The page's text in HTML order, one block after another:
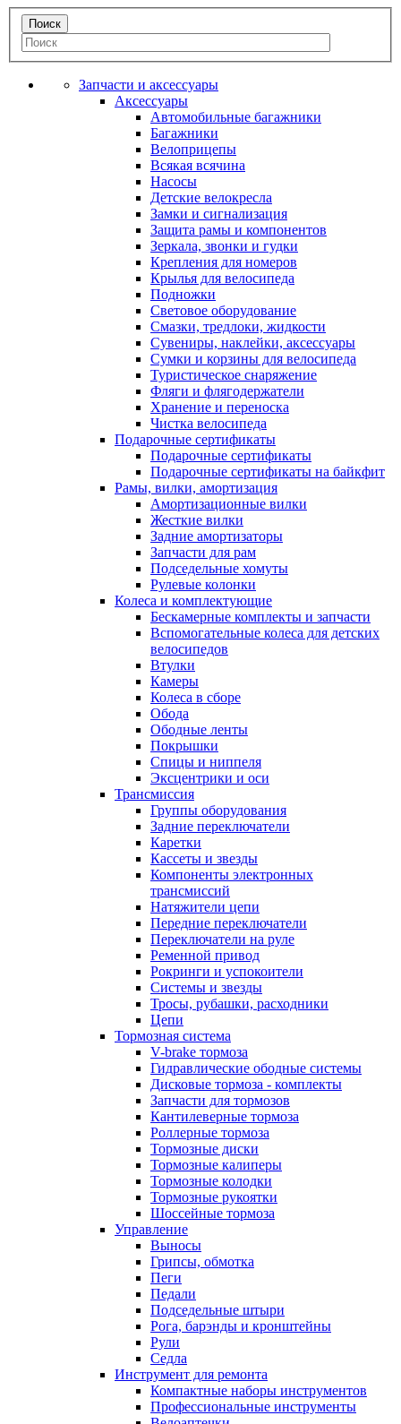
Запчасти и аксессуары
Аксессуары
Автомобильные багажники
Багажники
Велоприцепы
Всякая всячина
Насосы
Детские велокресла
Замки и сигнализация
Защита рамы и компонентов
Зеркала, звонки и гудки
Крепления для номеров
Крылья для велосипеда
Подножки
Световое оборудование
Смазки, тредлоки, жидкости
Сувениры, наклейки, аксессуары
Сумки и корзины для велосипеда
Туристическое снаряжение
Фляги и флягодержатели
Хранение и переноска
Чистка велосипеда
Подарочные сертификаты
Подарочные сертификаты
Подарочные сертификаты на байкфит
Рамы, вилки, амортизация
Амортизационные вилки
Жесткие вилки
Задние амортизаторы
Запчасти для рам
Подседельные хомуты
Рулевые колонки
Колеса и комплектующие
Бескамерные комплекты и запчасти
Вспомогательные колеса для детских
велосипедов
Втулки
Камеры
Колеса в сборе
Обода
Ободные ленты
Покрышки
Спицы и ниппеля
Эксцентрики и оси
Трансмиссия
Группы оборудования
Задние переключатели
Каретки
Кассеты и звезды
Компоненты электронных
трансмиссий
Натяжители цепи
Передние переключатели
Переключатели на руле
Ременной привод
Рокринги и успокоители
Системы и звезды
Тросы, рубашки, расходники
Цепи
Тормозная система
V-brake тормоза
Гидравлические ободные системы
Дисковые тормоза - комплекты
Запчасти для тормозов
Кантилеверные тормоза
Роллерные тормоза
Тормозные диски
Тормозные калиперы
Тормозные колодки
Тормозные рукоятки
Шоссейные тормоза
Управление
Выносы
Грипсы, обмотка
Пеги
Педали
Подседельные штыри
Рога, барэнды и кронштейны
Рули
Седла
Инструмент для ремонта
Компактные наборы инструментов
Профессиональные инструменты